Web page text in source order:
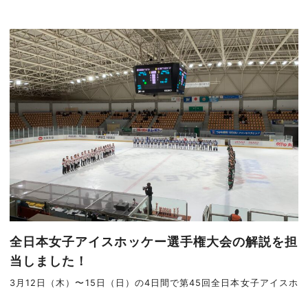
全日本女子アイスホッケー選手権大会の解説を担
当しました！
3月12日（木）〜15日（日）の4日間で第45回全日本女子アイスホ